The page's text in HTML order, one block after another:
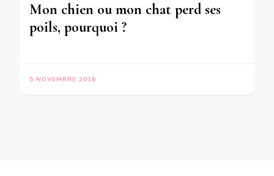
Mon chien ou mon chat perd ses
poils, pourquoi ?
5 NOVEMBRE 2016